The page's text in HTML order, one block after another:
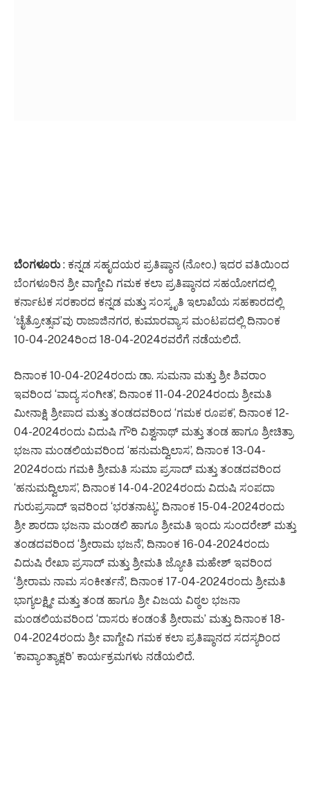
ಬೆಂಗಳೂರು: ಕನ್ನಡ ಸಹೃದಯರ ಪ್ರತಿಷ್ಠಾನ (ನೋಂ.) ಇದರ ವತಿಯಿಂದ
ಬೆಂಗಳೂರಿನ ಶ್ರೀ ವಾಗ್ದೇವಿ ಗಮಕ ಕಲಾ ಪ್ರತಿಷ್ಠಾನದ ಸಹಯೋಗದಲ್ಲಿ
ಕರ್ನಾಟಕ ಸರಕಾರದ ಕನ್ನಡ ಮತ್ತು ಸಂಸ್ಕೃತಿ ಇಲಾಖೆಯ ಸಹಕಾರದಲ್ಲಿ
‘ಚೈತ್ರೋತ್ಸವ’ವು ರಾಜಾಜಿನಗರ, ಕುಮಾರವ್ಯಾಸ ಮಂಟಪದಲ್ಲಿ ದಿನಾಂಕ
10-04-2024ರಿಂದ 18-04-2024ರವರೆಗೆ ನಡೆಯಲಿದೆ.
ದಿನಾಂಕ 10-04-2024ರಂದು ಡಾ. ಸುಮನಾ ಮತ್ತು ಶ್ರೀ ಶಿವರಾಂ
ಇವರಿಂದ ‘ವಾದ್ಯ ಸಂಗೀತ’, ದಿನಾಂಕ 11-04-2024ರಂದು ಶ್ರೀಮತಿ
ಮೀನಾಕ್ಷಿ ಶ್ರೀಪಾದ ಮತ್ತು ತಂಡದವರಿಂದ ‘ಗಮಕ ರೂಪಕ’, ದಿನಾಂಕ 12-
04-2024ರಂದು ವಿದುಷಿ ಗೌರಿ ವಿಶ್ವನಾಥ್ ಮತ್ತು ತಂಡ ಹಾಗೂ ಶ್ರೀಚಿತ್ರಾ
ಭಜನಾ ಮಂಡಲಿಯವರಿಂದ ‘ಹನುಮದ್ವಿಲಾಸ’, ದಿನಾಂಕ 13-04-
2024ರಂದು ಗಮಕಿ ಶ್ರೀಮತಿ ಸುಮಾ ಪ್ರಸಾದ್ ಮತ್ತು ತಂಡದವರಿಂದ
‘ಹನುಮದ್ವಿಲಾಸ’, ದಿನಾಂಕ 14-04-2024ರಂದು ವಿದುಷಿ ಸಂಪದಾ
ಗುರುಪ್ರಸಾದ್ ಇವರಿಂದ ‘ಭರತನಾಟ್ಯ’, ದಿನಾಂಕ 15-04-2024ರಂದು
ಶ್ರೀ ಶಾರದಾ ಭಜನಾ ಮಂಡಲಿ ಹಾಗೂ ಶ್ರೀಮತಿ ಇಂದು ಸುಂದರೇಶ್ ಮತ್ತು
ತಂಡದವರಿಂದ ‘ಶ್ರೀರಾಮ ಭಜನೆ’, ದಿನಾಂಕ 16-04-2024ರಂದು
ವಿದುಷಿ ರೇಖಾ ಪ್ರಸಾದ್ ಮತ್ತು ಶ್ರೀಮತಿ ಜ್ಯೋತಿ ಮಹೇಶ್ ಇವರಿಂದ
‘ಶ್ರೀರಾಮ ನಾಮ ಸಂಕೀರ್ತನೆ’, ದಿನಾಂಕ 17-04-2024ರಂದು ಶ್ರೀಮತಿ
ಭಾಗ್ಯಲಕ್ಷ್ಮೀ ಮತ್ತು ತಂಡ ಹಾಗೂ ಶ್ರೀ ವಿಜಯ ವಿಠ್ಠಲ ಭಜನಾ
ಮಂಡಲಿಯವರಿಂದ ‘ದಾಸರು ಕಂಡಂತೆ ಶ್ರೀರಾಮ’ ಮತ್ತು ದಿನಾಂಕ 18-
04-2024ರಂದು ಶ್ರೀ ವಾಗ್ದೇವಿ ಗಮಕ ಕಲಾ ಪ್ರತಿಷ್ಠಾನದ ಸದಸ್ಯರಿಂದ
‘ಕಾವ್ಯಾಂತ್ಯಾಕ್ಷರಿ’ ಕಾರ್ಯಕ್ರಮಗಳು ನಡೆಯಲಿದೆ.